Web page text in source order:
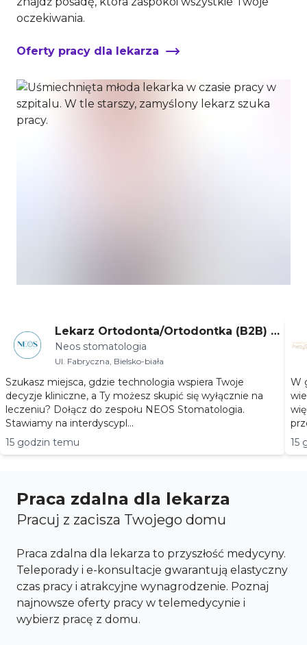
oczekiwania.
Oferty pracy dla lekarza
Lekarz Ortodonta/Ortodontka (B2B) –
Bielsko-Biała
Neos stomatologia
Ul. Fabryczna, Bielsko-biała
Szukasz miejsca, gdzie technologia wspiera Twoje
decyzje kliniczne, a Ty możesz skupić się wyłącznie na
leczeniu? Dołącz do zespołu NEOS Stomatologia.
Stawiamy na interdyscypl...
15 godzin temu
W
15
Praca zdalna dla lekarza
Pracuj z zacisza Twojego domu
Praca zdalna dla lekarza to przyszłość medycyny.
Teleporady i e-konsultacje gwarantują elastyczny
czas pracy i atrakcyjne wynagrodzenie. Poznaj
najnowsze oferty pracy w telemedycynie i
wybierz pracę z domu.